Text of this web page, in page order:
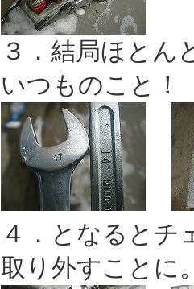
３．結局ほとん
いつものこと！
４．となるとチ
取り外すことに